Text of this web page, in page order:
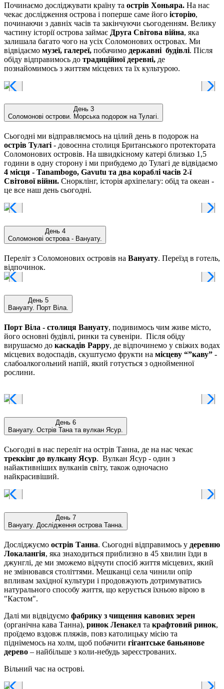
Починаємо досліджувати країну та острів Хоньяра. На нас
чекає дослідження острова і поперше саме його історію,
починаючи з давніх часів та закінчуючи сьогоденням. Велику
частину історії острова займає Друга Світова війна, яка
залишала багато чого на усіх Соломонових островах. Ми
відвідаємо музеї, галереї, побачимо державні будівлі. Після
обіду відправимось до традиційної деревні, де
познайомимось з життям місцевих та їх культурою.
День 3
Соломонові острови. Морська подорож на Тулагі.
Сьогодні ми відправляємось на цілий день в подорож на
острів Тулагі - довоєнна столиця Британського протектората
Соломонових островів. На швидкісному катері близько 1,5
години в одну сторону і ми прибудемо до Тулагі де відвідаємо
4 місця - Tanambogo, Gavutu та два кораблі часів 2-ї
Світової війни. Снорклінг, історія архіпелагу: обід та океан -
це все наш день сьогодні.
День 4
Соломонові острова - Вануату.
Переліт з Соломонових островів на Вануату. Переїзд в готель,
відпочинок.
День 5
Вануату. Порт Віла.
Порт Віла - столиця Вануату, подивимось чим живе місто,
його основні будівлі, ринки та сувеніри. Після обіду
вирушаємо до каскадів Рарру, де відпочинемо у свіжих водах
місцевих водоспадів, скуштуємо фрукти на місцеву “”каву” -
слабоалкогольний напій, який готується з однойменної
рослини.
День 6
Вануату. Острів Тана та вулкан Ясур.
Сьогодні в нас переліт на острів Танна, де на нас чекає
треккінг до вулкану Ясур. Вулкан Ясур - один з
найактивніших вулканів світу, також одночасно
найкрасивіший.
День 7
Вануату. Дослідження острова Танна.
Досліджуємо острів Танна. Сьогодні відправимось у деревню
Локалангія, яка знаходиться приблизно в 45 хвилин їзди в
джунглі, де ми зможемо відчути спосіб життя місцевих, який
не змінювався століттями. Мешканці села чинили опір
впливам західної культури і продовжують дотримуватись
натурального способу життя, що керується їхньою вірою в
"Кастом".
Далі ми відвідуємо фабрику з чищення кавових зерен
(органічна кава Танна), ринок Ленакел та крафтовий ринок,
проїдемо вздовж пляжів, повз католицьку місію та
піднімемось на холм, щоб побачити гігантське баньянове
дерево – найбільше з коли-небудь зареєстрованих.
Вільний час на острові.